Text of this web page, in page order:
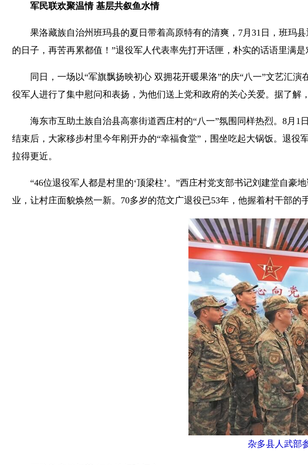
军民联欢聚温情 基层共叙鱼水情
果洛藏族自治州班玛县的夏日带着高原特有的清爽，7月31日，班玛县
的日子，再苦再累都值！”退役军人代表率先打开话匣，朴实的话语里满
同日，一场以“军旗飘扬映初心 双拥花开暖果洛”的庆“八一”文艺汇演
役军人进行了集中慰问和表扬，为他们送上党和政府的关心关爱。据了解
海东市互助土族自治县高寨街道西庄村的“八一”氛围同样热烈。8月1
结束后，大家移步村里今年刚开办的“幸福食堂”，围坐吃起大锅饭。退
拉得更近。
“46位退役军人都是村里的‘顶梁柱’。”西庄村党支部书记刘建堂自豪
业，让村庄面貌焕然一新。70多岁的范文广退役已53年，他握着村干部
杂多县人武部